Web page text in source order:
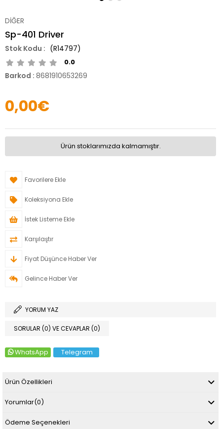
DİĞER
Sp-401 Driver
(R14797)
0.0
Barkod : 8681910653269
0,00€
Ürün stoklarımızda kalmamıştır.
Favorilere Ekle
Koleksiyona Ekle
İstek Listeme Ekle
Karşılaştır
Fiyat Düşünce Haber Ver
Gelince Haber Ver
YORUM YAZ
SORULAR (0) VE CEVAPLAR (0)
WhatsApp Telegram
Ürün Özellikleri
Yorumlar(0)
Ödeme Seçenekleri